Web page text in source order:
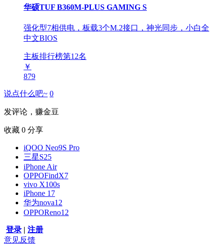
华硕TUF B360M-PLUS GAMING S
强化型7相供电，板载3个M.2接口，神光同步，小白全
中文BIOS
主板排行榜第12名
￥
879
说点什么吧~ 0
发评论，赚金豆
收藏 0 分享
iQOO Neo9S Pro
三星S25
iPhone Air
OPPOFindX7
vivo X100s
iPhone 17
华为nova12
OPPOReno12
登录 | 注册
意见反馈